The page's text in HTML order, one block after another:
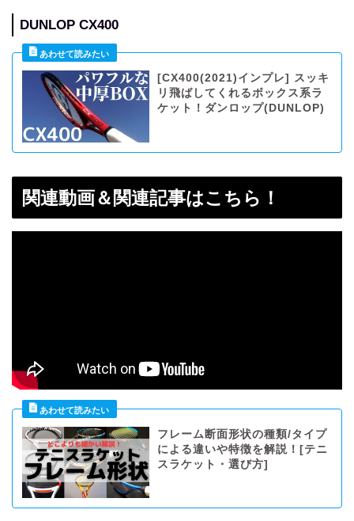
DUNLOP CX400
[CX400(2021)インプレ] スッキ
リ飛ばしてくれるボックス系ラ
ケット！ダンロップ(DUNLOP)
関連動画＆関連記事はこちら！
フレーム断面形状の種類/タイプ
による違いや特徴を解説！[テニ
スラケット・選び方]